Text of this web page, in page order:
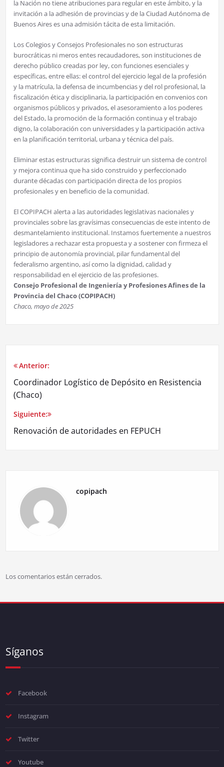
la Nación no tiene atribuciones para regular en este ámbito, y la
invitación a la adhesión de provincias y de la Ciudad Autónoma de
Buenos Aires es una admisión tácita de esta limitación.
Los Colegios y Consejos Profesionales no son estructuras
burocráticas ni meros entes recaudadores, son instituciones de
derecho público creadas por ley, con funciones esenciales y
específicas, entre ellas: el control del ejercicio legal de la profesión
y la matrícula, la defensa de incumbencias y del rol profesional, la
fiscalización ética y disciplinaria, la participación en convenios con
organismos públicos y privados, el asesoramiento a los poderes
del Estado, la promoción de la formación continua y el trabajo
digno, la colaboración con universidades y la participación activa
en la planificación territorial, urbana y técnica del país.
Eliminar estas estructuras significa destruir un sistema de control
y mejora continua que ha sido construido y perfeccionado
durante décadas con participación directa de los propios
profesionales y en beneficio de la comunidad.
El COPIPACH alerta a las autoridades legislativas nacionales y
provinciales sobre las gravísimas consecuencias de este intento de
desmantelamiento institucional. Instamos fuertemente a nuestros
legisladores a rechazar esta propuesta y a sostener con firmeza el
principio de autonomía provincial, pilar fundamental del
federalismo argentino, así como la dignidad, calidad y
responsabilidad en el ejercicio de las profesiones.
Consejo Profesional de Ingeniería y Profesiones Afines de la
Provincia del Chaco (COPIPACH)
Chaco, mayo de 2025
Anterior:
Coordinador Logístico de Depósito en Resistencia
(Chaco)
Siguiente:
Renovación de autoridades en FEPUCH
copipach
Los comentarios están cerrados.
Síganos
Facebook
Instagram
Twitter
Youtube